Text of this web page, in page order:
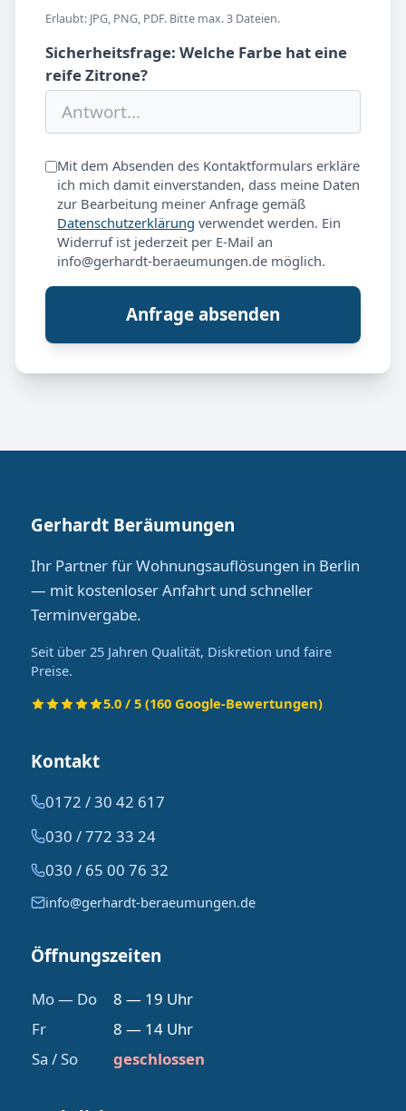
Erlaubt: JPG, PNG, PDF. Bitte max. 3 Dateien.
Sicherheitsfrage: Welche Farbe hat eine
reife Zitrone?
Mit dem Absenden des Kontaktformulars erkläre
ich mich damit einverstanden, dass meine Daten
zur Bearbeitung meiner Anfrage gemäß
Datenschutzerklärung verwendet werden. Ein
Widerruf ist jederzeit per E-Mail an
info@gerhardt-beraeumungen.de möglich.
Anfrage absenden
Gerhardt Beräumungen
Ihr Partner für Wohnungsauflösungen in Berlin
— mit kostenloser Anfahrt und schneller
Terminvergabe.
Seit über 25 Jahren Qualität, Diskretion und faire
Preise.
5.0 / 5 (160 Google-Bewertungen)
Kontakt
0172 / 30 42 617
030 / 772 33 24
030 / 65 00 76 32
info@gerhardt-beraeumungen.de
Öffnungszeiten
Mo — Do
8 — 19 Uhr
Fr
8 — 14 Uhr
Sa / So
geschlossen